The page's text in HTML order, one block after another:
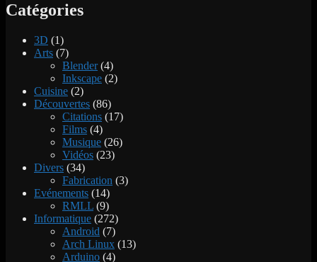
Catégories
3D (1)
Arts (7)
Blender(4)
Inkscape (2)
Cuisine (2)
Découvertes (86)
Citations (17)
Films (4)
Musique (26)
Vidéos (23)
Divers (34)
Fabrication (3)
Evénements (14)
RMLL (9)
Informatique (272)
Android (7)
Arch Linux (13)
Arduino (4)